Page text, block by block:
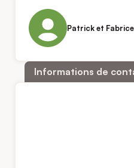
Patrick et Fabrice
Informations de